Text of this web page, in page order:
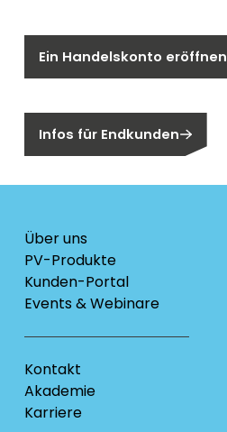
Ein Handelskonto eröffnen
Infos für Endkunden
Über uns
PV-Produkte
Kunden-Portal
Events & Webinare
Kontakt
Akademie
Karriere